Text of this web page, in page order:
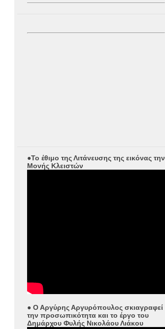
●Το έθιμο της Λιτάνευσης της εικόνας την
Μονής Κλειστών
● Ο Αργύρης Αργυρόπουλος σκιαγραφεί
την προσωπικότητα και το έργο του
Δημάρχου Φυλής Νικολάου Λιάκου